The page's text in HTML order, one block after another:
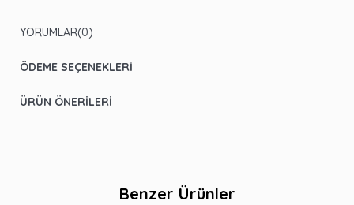
YORUMLAR(0)
ÖDEME SEÇENEKLERI
ÜRÜN ÖNERILERI
Benzer Ürünler